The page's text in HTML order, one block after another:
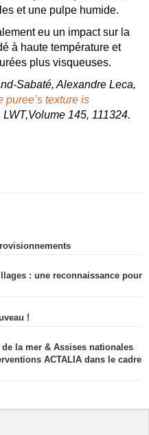
et une pulpe humide.
eu un impact sur la
à haute température et
plus visqueuses.
Sabaté, Alexandre Leca,
puree’s texture is
LWT,Volume 145, 111324.
: une reconnaissance pour
!
la mer & Assises nationales
ACTALIA dans le cadre